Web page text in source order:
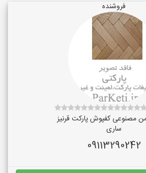
فروشنده
کفپوش پارکت قرنیز
ساری
09113290242